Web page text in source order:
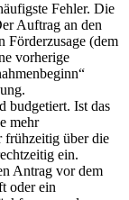
Fehler. Die
Auftrag an den
Förderzusage (dem
vorherige
budgetiert. Ist das
mehr
frühzeitig über die
ein.
Antrag vor dem
oder ein